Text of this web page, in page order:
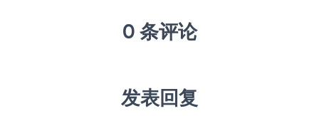
0 条评论
发表回复